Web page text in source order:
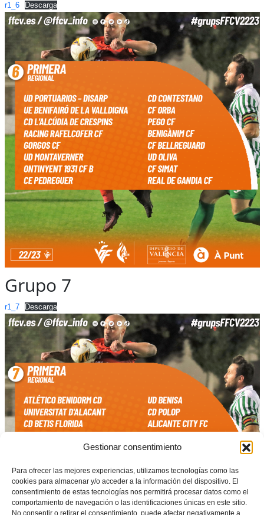
Gestionar consentimiento
Para ofrecer las mejores experiencias, utilizamos tecnologías como las
cookies para almacenar y/o acceder a la información del dispositivo. El
consentimiento de estas tecnologías nos permitirá procesar datos como el
comportamiento de navegación o las identificaciones únicas en este sitio.
No consentir o retirar el consentimiento, puede afectar negativamente a
r1_6 Descarga
Grupo 7
r1_7 Descarga